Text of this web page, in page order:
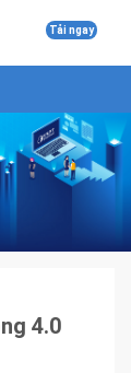
Tải ngay
4.0